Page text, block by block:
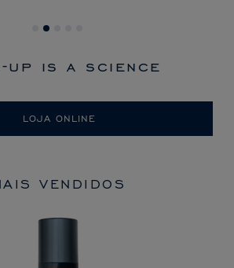
up is a science
LOJA ONLINE
VENDIDOS